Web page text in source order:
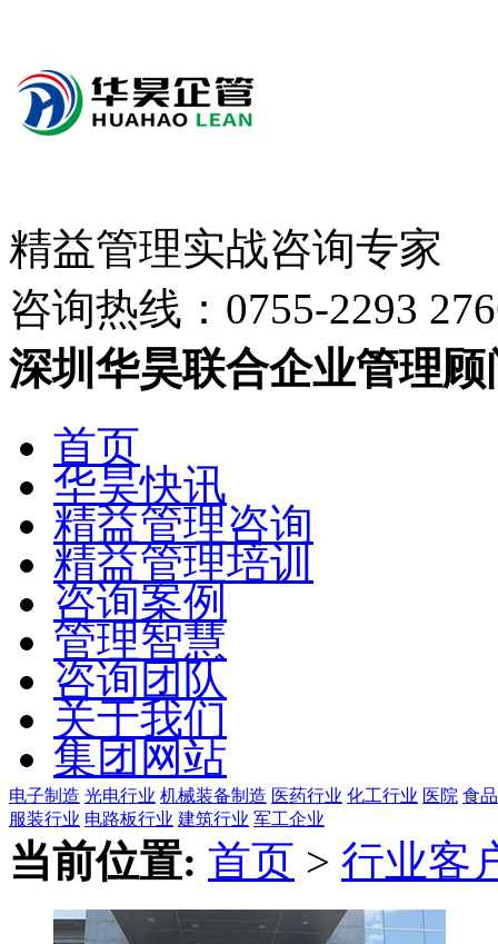
精益管理实战咨询专家
咨询热线： 0755-2293
深圳华昊联合企业管理
首页
华昊快讯
精益管理咨询
精益管理培训
咨询案例
管理智慧
咨询团队
关于我们
集团网站
电子制造 光电行业 机械装备制造 医药行业 化工行业 医院 食
服装行业 电路板行业 建筑行业 军工企业
当前位置: 首页 > 行业客